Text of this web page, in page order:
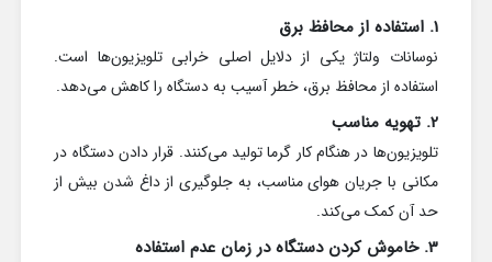
1. استفاده از محافظ برق
نوسانات ولتاژ یکی از دلایل اصلی خرابی تلویزیون‌ها است.
استفاده از محافظ برق، خطر آسیب به دستگاه را کاهش می‌دهد.
2. تهویه مناسب
تلویزیون‌ها در هنگام کار گرما تولید می‌کنند. قرار دادن دستگاه در
مکانی با جریان هوای مناسب، به جلوگیری از داغ شدن بیش از
حد آن کمک می‌کند.
3. خاموش کردن دستگاه در زمان عدم استفاده